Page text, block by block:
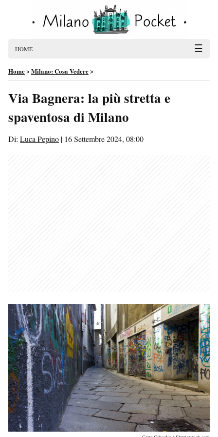
HOME ☰
Home>Milano: Cosa Vedere>
Via Bagnera: la più stretta e
spaventosa di Milano
Di: Luca Pepino | 16 Settembre 2024, 08:00